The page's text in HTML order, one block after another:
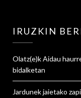
IRUZKIN
Olatz(e)kAidau
bidalketan
Jardunek jaietako